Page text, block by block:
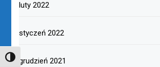
TOGGLE HIGH CONTRAST
luty 2022
styczeń 2022
grudzień 2021